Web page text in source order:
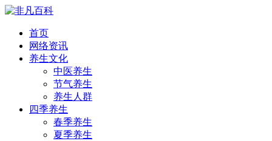
首页
网络资讯
养生文化
中医养生
节气养生
养生人群
四季养生
春季养生
夏季养生